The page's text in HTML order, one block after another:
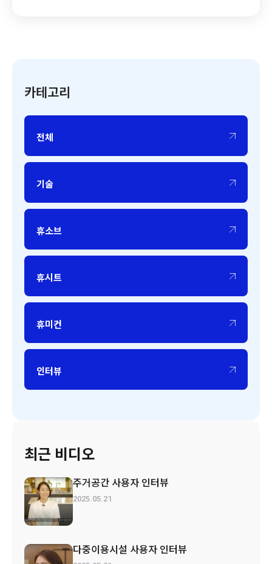
카테고리
전체
기술
휴소브
휴시트
휴미컨
인터뷰
최근 비디오
주거공간 사용자 인터뷰
2025.05.21
다중이용시설 사용자 인터뷰